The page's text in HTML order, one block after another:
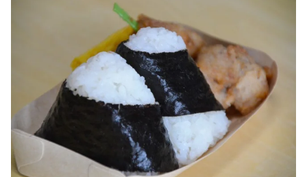
子
» ダイエ
ット中
ンビニ
おやつ